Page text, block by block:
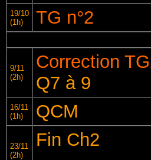
19/10
(1h)
TG n°2
9/11
(2h)
Correction
Q7 à 9
16/11
(1h)
QCM
23/11
(2h)
Fin Ch2